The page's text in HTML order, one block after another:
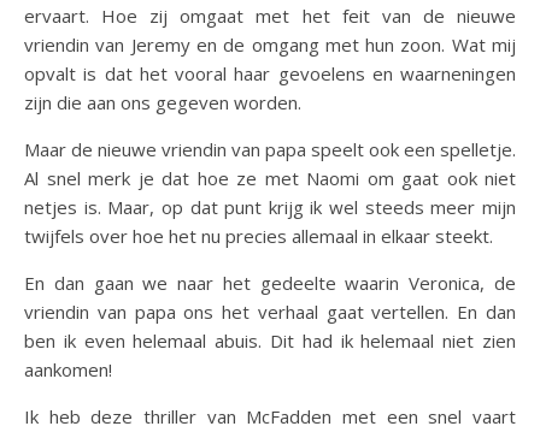
ervaart. Hoe zij omgaat met het feit van de nieuwe
vriendin van Jeremy en de omgang met hun zoon. Wat mij
opvalt is dat het vooral haar gevoelens en waarneningen
zijn die aan ons gegeven worden.
Maar de nieuwe vriendin van papa speelt ook een spelletje.
Al snel merk je dat hoe ze met Naomi om gaat ook niet
netjes is. Maar, op dat punt krijg ik wel steeds meer mijn
twijfels over hoe het nu precies allemaal in elkaar steekt.
En dan gaan we naar het gedeelte waarin Veronica, de
vriendin van papa ons het verhaal gaat vertellen. En dan
ben ik even helemaal abuis. Dit had ik helemaal niet zien
aankomen!
Ik heb deze thriller van McFadden met een snel vaart